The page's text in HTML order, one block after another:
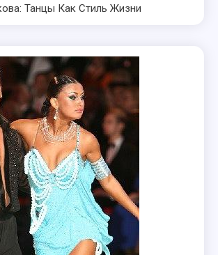
Танцы Как Стиль Жизни